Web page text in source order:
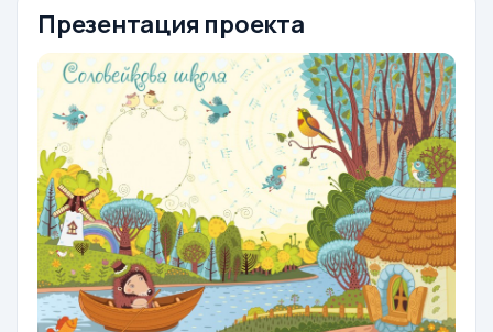
Презентация проекта